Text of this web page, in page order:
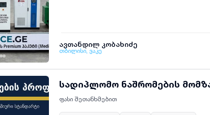
ავთანდილ კობახიძე
თბილისი, ვაკე
სადიპლომო ნაშრომების
ფასი შეთანხმებით